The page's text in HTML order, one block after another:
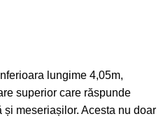
lungime 4,05m,
superior care răspunde
meseriașilor. Acesta nu doar